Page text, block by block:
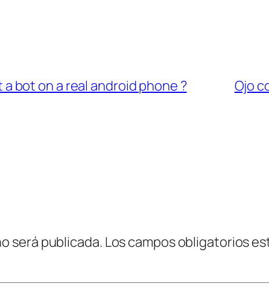
bot on a real android phone ? Ojo
será publicada. Los campos obligatorios